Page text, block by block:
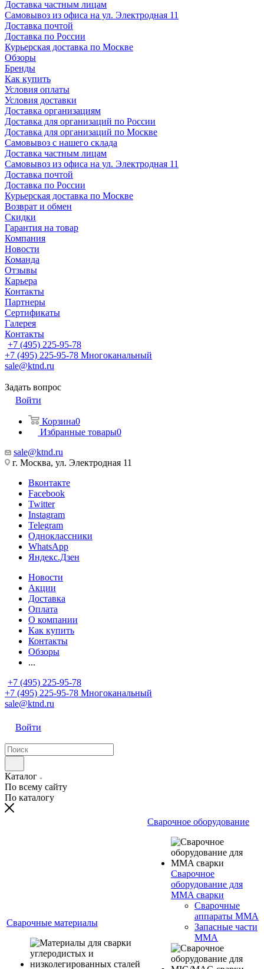
Доставка частным лицам
Самовывоз из офиса на ул. Электродная 11
Доставка почтой
Доставка по России
Курьерская доставка по Москве
Обзоры
Бренды
Как купить
Условия оплаты
Условия доставки
Доставка организациям
Доставка для организаций по России
Доставка для организаций по Москве
Самовывоз с нашего склада
Доставка частным лицам
Самовывоз из офиса на ул. Электродная 11
Доставка почтой
Доставка по России
Курьерская доставка по Москве
Возврат и обмен
Скидки
Гарантия на товар
Компания
Новости
Команда
Отзывы
Карьера
Контакты
Партнеры
Сертификаты
Галерея
Контакты
+7 (495) 225-95-78
+7 (495) 225-95-78 Многоканальный
sale@ktnd.ru
Задать вопрос
Войти
Корзина0
Избранные товары0
sale@ktnd.ru
г. Москва, ул. Электродная 11
Вконтакте
Facebook
Twitter
Instagram
Telegram
Одноклассники
WhatsApp
Яндекс.Дзен
Новости
Акции
Доставка
Оплата
О компании
Как купить
Контакты
Обзоры
...
+7 (495) 225-95-78
+7 (495) 225-95-78 Многоканальный
sale@ktnd.ru
Войти
Каталог
По всему сайту
По каталогу
Сварочные материалы
Сварочное оборудование
Сварочное
оборудование для
MMA сварки
Сварочные
аппараты MMA
Запасные части
MMA